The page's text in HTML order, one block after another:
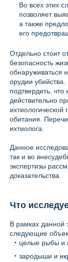
Во всех этих
позволяет
а также
его
Отдельно стоит
безопасность
обнаруживаться
орудии
подтвердить,
действительно
ихтиологической
обитания.
ихтиолога.
Данное
так и во
экспертизы
доказательства.
Что
В рамках данной
следующие
целые рыбы и
зародыши и